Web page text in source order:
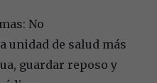
No
unidad de salud más
guardar reposo y